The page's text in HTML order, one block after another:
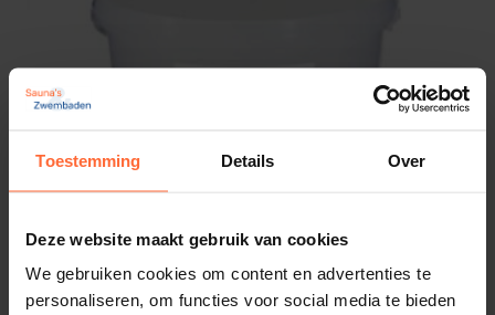
Toestemming Details Over
Deze website maakt gebruik van cookies
We gebruiken cookies om content en advertenties te
personaliseren, om functies voor social media te bieden